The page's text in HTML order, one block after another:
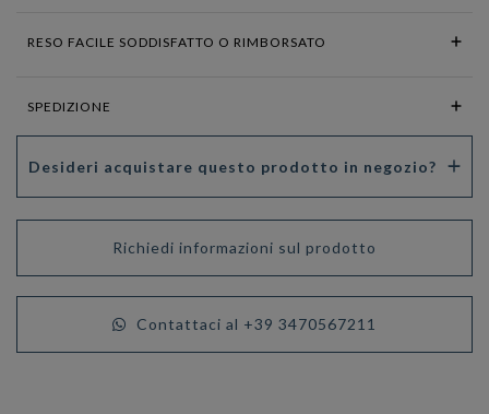
RESO FACILE SODDISFATTO O RIMBORSATO
SPEDIZIONE
Desideri acquistare questo prodotto in negozio?
Richiedi informazioni sul prodotto
Contattaci al +39 3470567211